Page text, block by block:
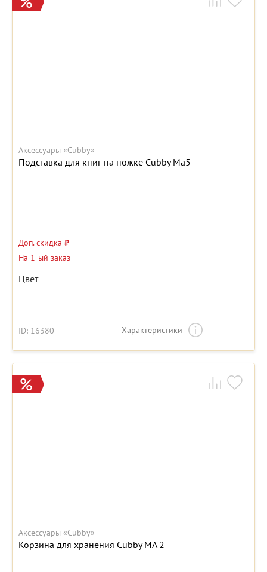
Аксессуары «Cubby»
Подставка для книг на ножке Cubby Ma5
Доп. скидка ₽
На 1-ый заказ
Цвет
ID: 16380 Характеристики
Аксессуары «Cubby»
Корзина для хранения Cubby MA 2